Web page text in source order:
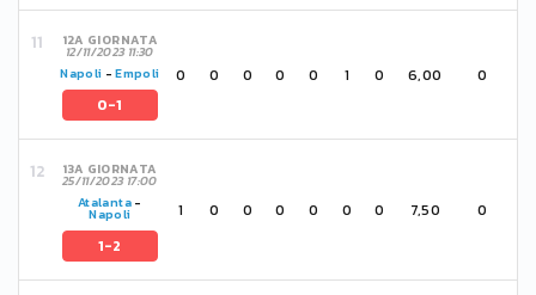
12A GIORNATA
12/11/2023 11:30
Napoli -Empoli
0-1
0 0 0 0 0 1 0 6,00 0
13A GIORNATA
25/11/2023 17:00
Atalanta-
Napoli
1-2
1 0 0 0 0 0 0 7,50 0